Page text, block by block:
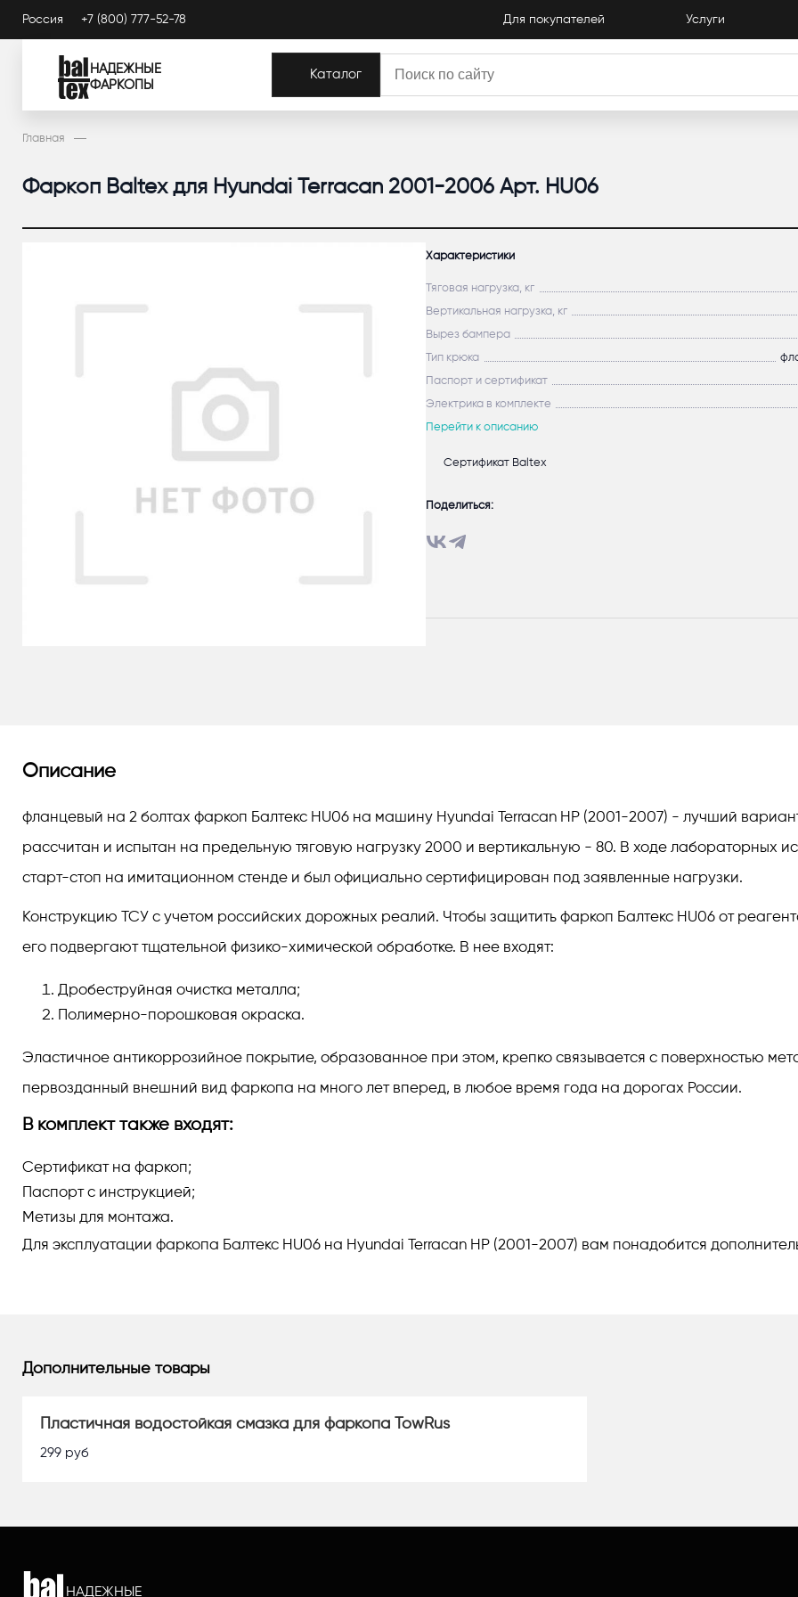
Россия +7 (800) 777-52-78 Для покупателей Услуги
НАДЕЖНЫЕ
ФАРКОПЫ
Каталог
Главная
Фаркоп Baltex для Hyundai Terracan 2001-2006 Арт. HU06
Характеристики
Тяговая нагрузка, кг
Вертикальная нагрузка, кг
Вырез бампера
Тип крюка
Паспорт и сертификат
Электрика в комплекте
Перейти к описанию
Сертификат Baltex
Поделиться:
Описание
фланцевый на 2 болтах фаркоп Балтекс HU06 на машину Hyundai Terracan HP (2001-2007) - лучший
рассчитан и испытан на предельную тяговую нагрузку 2000 и вертикальную - 80. В ходе лабораторных
старт-стоп на имитационном стенде и был официально сертифицирован под заявленные нагрузки.
Конструкцию ТСУ с учетом российских дорожных реалий. Чтобы защитить фаркоп Балтекс HU06 от
его подвергают тщательной физико-химической обработке. В нее входят:
Дробеструйная очистка металла;
Полимерно-порошковая окраска.
Эластичное антикоррозийное покрытие, образованное при этом, крепко связывается с поверхностью
первозданный внешний вид фаркопа на много лет вперед, в любое время года на дорогах России.
В комплект также входят:
Сертификат на фаркоп;
Паспорт с инструкцией;
Метизы для монтажа.
Для эксплуатации фаркопа Балтекс HU06 на Hyundai Terracan HP (2001-2007) вам понадобится
Дополнительные товары
Пластичная водостойкая смазка для фаркопа TowRus
299 руб
НАДЕЖНЫЕ